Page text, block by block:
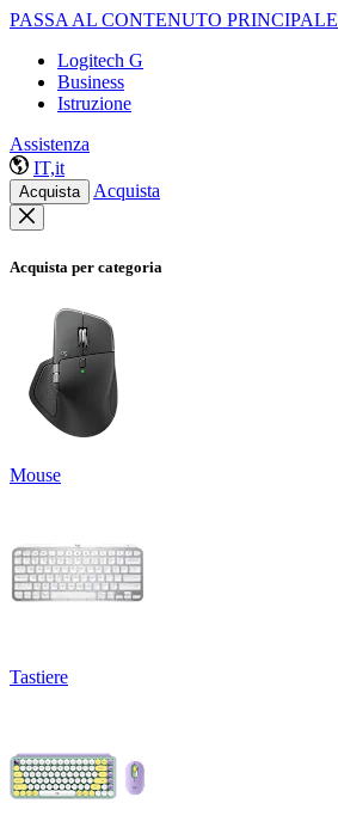
PASSA AL CONTENUTO PRINCIPALE
Logitech G
Business
Istruzione
Assistenza
IT,it
Acquista Acquista
Acquista per categoria
Mouse
Tastiere